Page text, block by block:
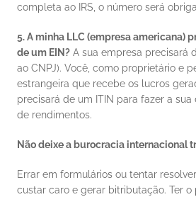
completa ao IRS, o número será
5. A minha LLC (empresa americana)
de um EIN? A sua empresa precisará
ao CNPJ). Você, como proprietário e
estrangeira que recebe os lucros
precisará de um ITIN para fazer a
de rendimentos.
Não deixe a burocracia internacional
Errar em formulários ou tentar
custar caro e gerar bitributação. Ter